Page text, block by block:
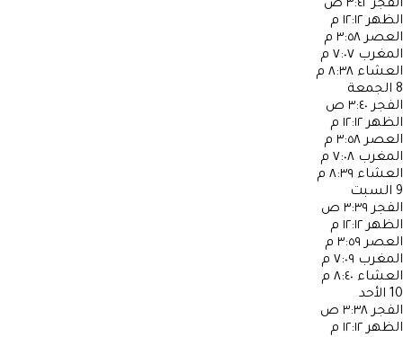
الفجر ٣:٤٢ ص
الظهر ١٢:١٢ م
العصر ٣:٥٨ م
المغرب ٧:٠٧ م
العشاء ٨:٣٨ م
8 الجمعة
الفجر ٣:٤٠ ص
الظهر ١٢:١٢ م
العصر ٣:٥٨ م
المغرب ٧:٠٨ م
العشاء ٨:٣٩ م
9 السبت
الفجر ٣:٣٩ ص
الظهر ١٢:١٢ م
العصر ٣:٥٩ م
المغرب ٧:٠٩ م
العشاء ٨:٤٠ م
10 الأحد
الفجر ٣:٣٨ ص
الظهر ١٢:١٢ م